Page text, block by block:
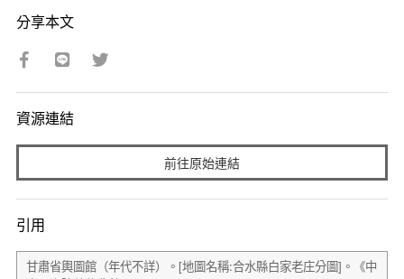
分享本文
資源連結
前往原始連結
引用